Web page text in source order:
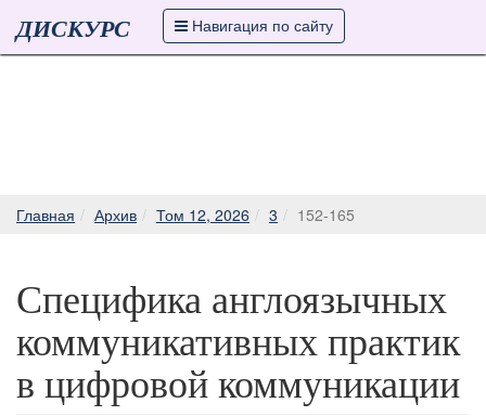
ДИСКУРС Навигация по сайту
Главная Архив Том 12, 2026 3 152-165
Специфика англоязычных
коммуникативных практик
в цифровой коммуникации